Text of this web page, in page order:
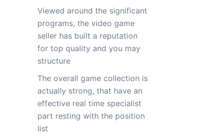
Viewed around the significant
programs, the video game
seller has built a reputation
for top quality and you may
structure
The overall game collection is
actually strong, that have an
effective real time specialist
part resting with the position
list